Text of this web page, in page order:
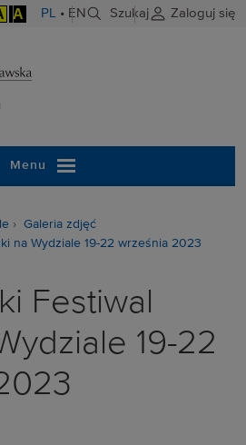
A PL • EN Szukaj Zaloguj się
Wydział
Menu
Galeria zdjęć
na Wydziale 19-22 września 2023
Festiwal
19-22